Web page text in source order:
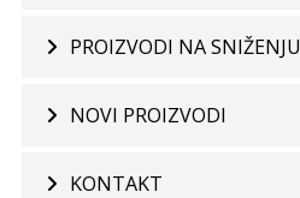
PROIZVODI NA SNIŽENJU
NOVI PROIZVODI
KONTAKT